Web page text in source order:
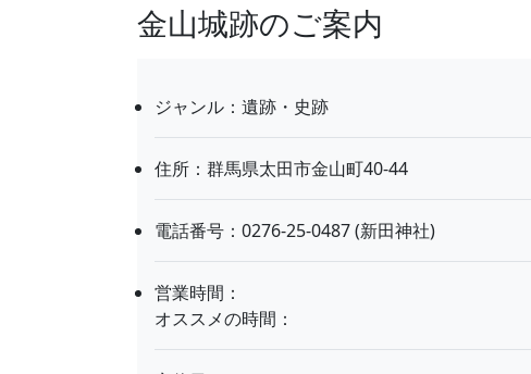
金山城跡のご案内
ジャンル：遺跡・史跡
住所：群馬県太田市金山町40-44
電話番号：0276-25-0487 (新田神社)
営業時間：
オススメの時間：